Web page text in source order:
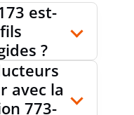
est-
?
avec la
773-